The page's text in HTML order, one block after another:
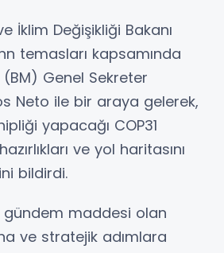
İklim Değişikliği Bakanı
temasları kapsamında
Genel Sekreter
Neto ile bir araya gelerek,
yapacağı COP31
ve yol haritasını
bildirdi.
maddesi olan
ve stratejik adımlara